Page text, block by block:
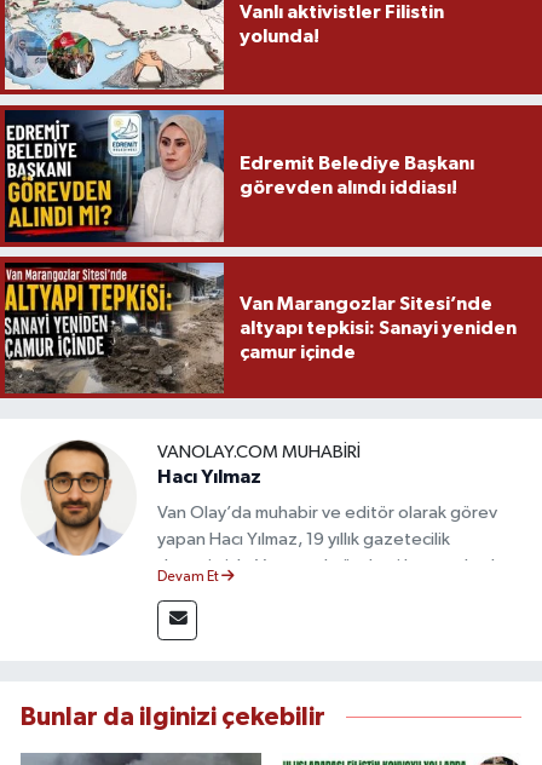
Vanlı aktivistler Filistin
yolunda!
Edremit Belediye Başkanı
görevden alındı iddiası!
Van Marangozlar Sitesi’nde
altyapı tepkisi: Sanayi yeniden
çamur içinde
VANOLAY.COM MUHABIRI
Hacı Yılmaz
Van Olay’da muhabir ve editör olarak görev
yapan Hacı Yılmaz, 19 yıllık gazetecilik
deneyimiyle Van yerel gündemi başta olmak
takip etmektedir. Editoryal sürece katkı sunan
Yılmaz, tarafsızlık, doğruluk ve etik ilkeler
bilgilendirmektedir.
Devam Et
Bunlar da ilginizi çekebilir